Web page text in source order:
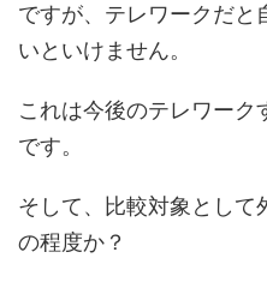
ですが、テレワークだと
いといけません。
これは今後のテレワーク
です。
そして、比較対象として
の程度か？